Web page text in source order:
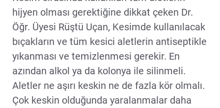
hijyen olması gerektiğine dikkat çeken Dr.
Öğr. Üyesi Rüştü Uçan, Kesimde kullanılacak
bıçakların ve tüm kesici aletlerin antiseptikle
yıkanması ve temizlenmesi gerekir. En
azından alkol ya da kolonya ile silinmeli.
Aletler ne aşırı keskin ne de fazla kör olmalı.
Çok keskin olduğunda yaralanmalar daha